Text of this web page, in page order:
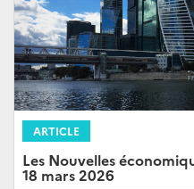
ARTICLE
Les Nouvelles
18 mars 2026